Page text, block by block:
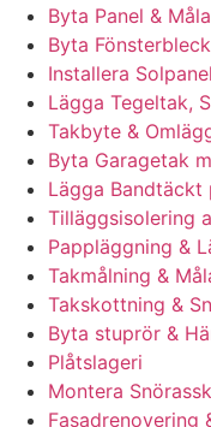
Byta Panel &
Byta Fönsterbleck
Installera
Lägga Tegeltak,
Takbyte &
Byta Garagetak
Lägga
Tilläggsisolering
Pappläggning &
Takmålning &
Takskottning &
Byta stuprör &
Plåtslageri
Montera
Fasadrenovering